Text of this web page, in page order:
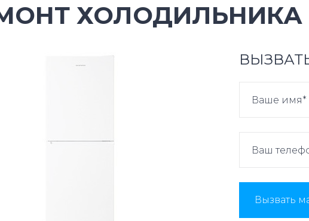
ХОЛОДИЛЬНИКА
Вызвать